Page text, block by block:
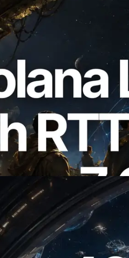
Slot API를 전 세계
으로 확장 —
API도 공개